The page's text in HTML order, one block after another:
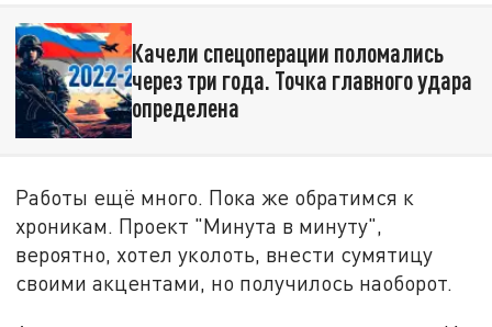
Качели спецоперации поломались
через три года. Точка главного удара
определена
Работы ещё много. Пока же обратимся к
хроникам. Проект "Минута в минуту",
вероятно, хотел уколоть, внести сумятицу
своими акцентами, но получилось наоборот.